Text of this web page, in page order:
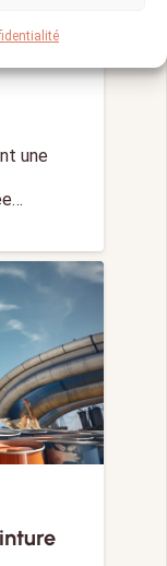
vers
une